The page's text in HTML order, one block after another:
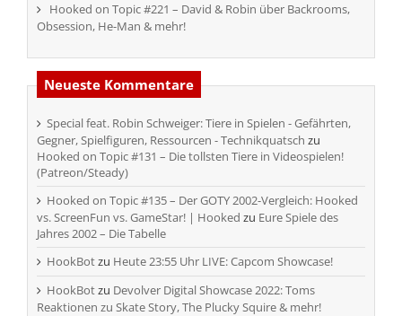
Hooked on Topic #221 – David & Robin über Backrooms,
Obsession, He-Man & mehr!
Neueste Kommentare
Special feat. Robin Schweiger: Tiere in Spielen - Gefährten,
Gegner, Spielfiguren, Ressourcen - Technikquatsch zu
Hooked on Topic #131 – Die tollsten Tiere in Videospielen!
(Patreon/Steady)
Hooked on Topic #135 – Der GOTY 2002-Vergleich: Hooked
vs. ScreenFun vs. GameStar! | Hooked zu Eure Spiele des
Jahres 2002 – Die Tabelle
HookBotzu Heute 23:55 Uhr LIVE: Capcom Showcase!
HookBotzu Devolver Digital Showcase 2022: Toms
Reaktionen zu Skate Story, The Plucky Squire & mehr!